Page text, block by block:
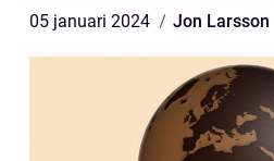
05 januari 2024 Jon Larsson